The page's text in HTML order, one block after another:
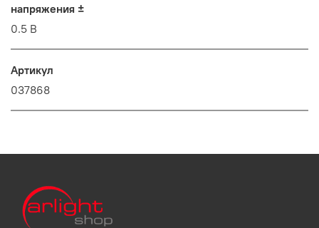
напряжения ±
0.5 В
Артикул
037868